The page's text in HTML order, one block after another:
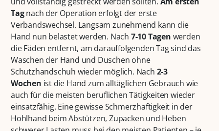
Tagnach der Operation erfolgt der erste
Verbandswechsel. Langsam zunehmend kann die
Hand nun belastet werden. Nach 7-10 Tagen werden
die Fäden entfernt, am darauffolgenden Tag sind das
Waschen der Hand und Duschen ohne
Schutzhandschuh wieder möglich. Nach 2-3
Wochen ist die Hand zum alltäglichen Gebrauch wie
auch für die meisten beruflichen Tätigkeiten wieder
einsatzfähig. Eine gewisse Schmerzhaftigkeit in der
Hohlhand beim Abstützen, Zupacken und Heben